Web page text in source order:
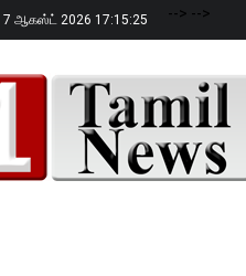
7 ஆகஸ்ட் 2026 17:15:26 --> -->